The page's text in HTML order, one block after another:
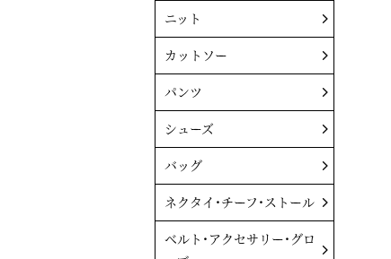
ニット
カットソー
パンツ
シューズ
バッグ
ネクタイ・チーフ・ストール
ベルト・アクセサリー・グロ